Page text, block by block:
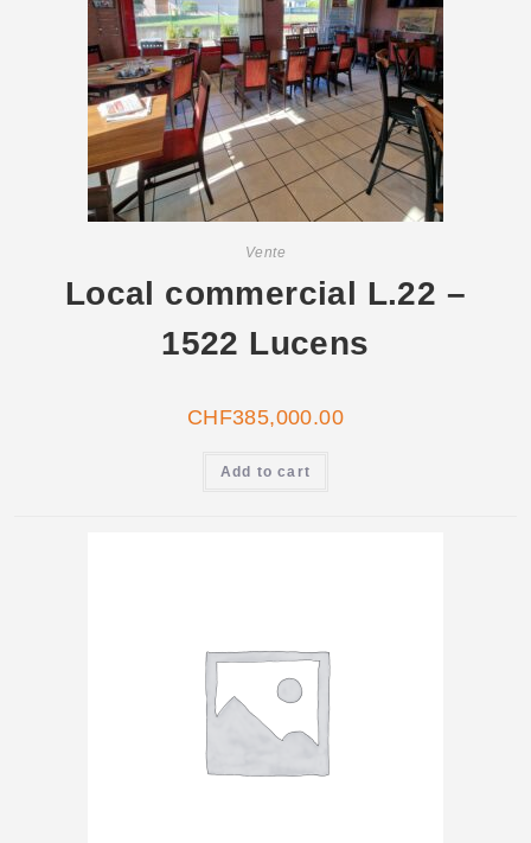
Vente
Local commercial L.22 –
1522 Lucens
CHF385,000.00
Add to cart